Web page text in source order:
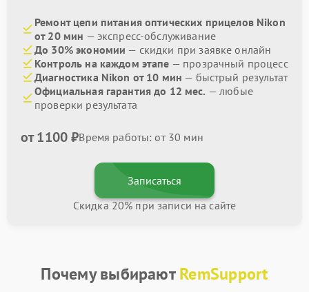
Ремонт цепи питания оптических прицелов Nikon
от 20 мин — экспресс-обслуживание
До 30% экономии — скидки при заявке онлайн
Контроль на каждом этапе — прозрачный процесс
Диагностика Nikon от 10 мин — быстрый результат
Официальная гарантия до 12 мес. — любые
проверки результата
от 1100 ₽Время работы: от 30 мин
Записаться
Скидка 20% при записи на сайте
Почему выбираютRemSupport